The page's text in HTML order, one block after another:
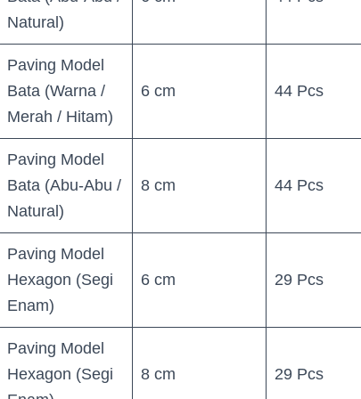
Natural)
Paving Model
Bata (Warna /
Merah / Hitam)
6 cm 44 Pcs
Paving Model
Bata (Abu-Abu /
Natural)
8 cm 44 Pcs
Paving Model
Hexagon (Segi
Enam)
6 cm 29 Pcs
Paving Model
Hexagon (Segi
8 cm 29 Pcs